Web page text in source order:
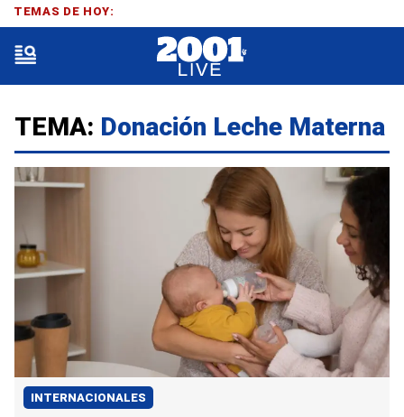
TEMA: Donación Leche Materna
INTERNACIONALES
TEMAS DE HOY: